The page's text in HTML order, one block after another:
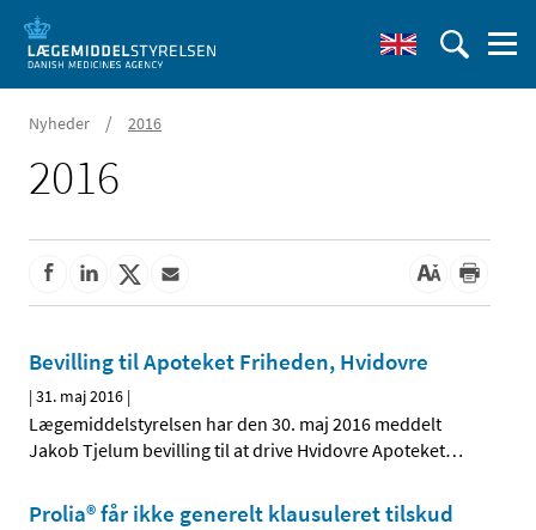
Nyheder / 2016
2016
Bevilling til Apoteket Friheden, Hvidovre
|31. maj 2016 |
Lægemiddelstyrelsen har den 30. maj 2016 meddelt
Jakob Tjelum bevilling til at drive Hvidovre Apoteket…
Prolia® får ikke generelt klausuleret tilskud